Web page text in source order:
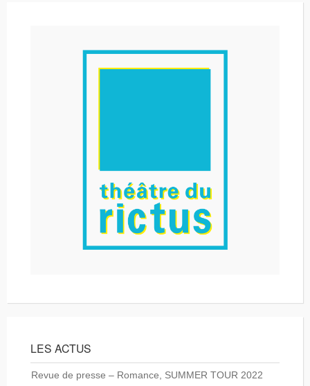
LES ACTUS
Revue de presse – Romance, SUMMER TOUR 2022